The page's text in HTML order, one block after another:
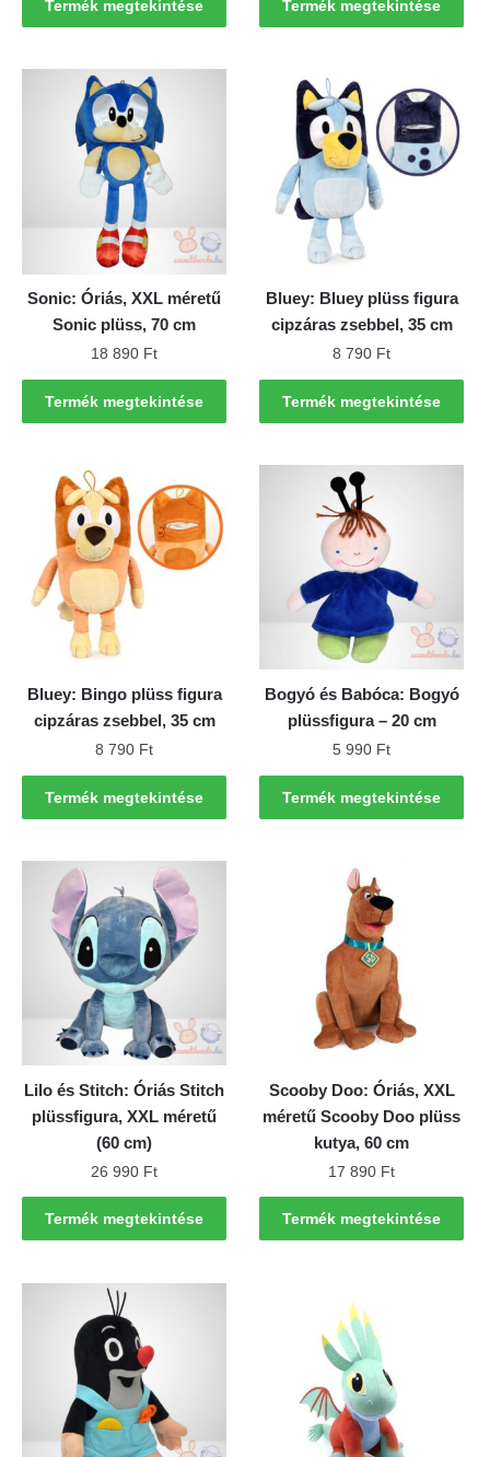
Termék megtekintése Termék megtekintése
Sonic: Óriás, XXL méretű
Sonic plüss, 70 cm
18 890 Ft
Termék megtekintése
Bluey: Bluey plüss figura
cipzáras zsebbel, 35 cm
8 790 Ft
Termék megtekintése
Bluey: Bingo plüss figura
cipzáras zsebbel, 35 cm
8 790 Ft
Termék megtekintése
Bogyó és Babóca: Bogyó
plüssfigura – 20 cm
5 990 Ft
Termék megtekintése
Lilo és Stitch: Óriás Stitch
plüssfigura, XXL méretű
(60 cm)
26 990 Ft
Termék megtekintése
Scooby Doo: Óriás, XXL
méretű Scooby Doo plüss
kutya, 60 cm
17 890 Ft
Termék megtekintése